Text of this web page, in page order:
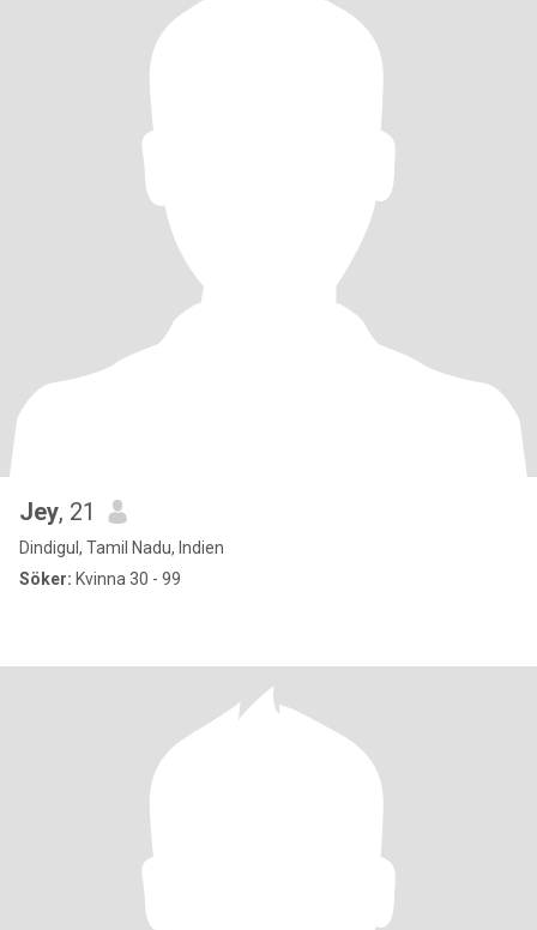
Jey, 21
Dindigul, Tamil Nadu, Indien
Söker: Kvinna 30 - 99